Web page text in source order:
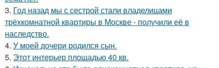
3. Год назад мы с сестрой стали владелицами
трёхкомнатной квартиры в Москве - получили её в
наследство.
4. У моей дочери родился сын.
5. Этот интерьер площадью 40 кв.